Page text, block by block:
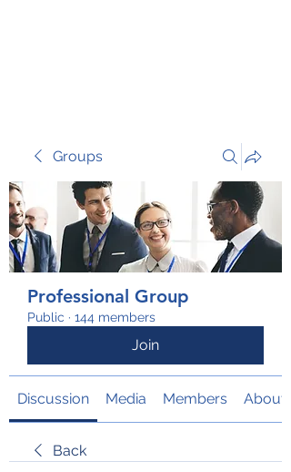
Groups
Professional Group
Public · 144 members
Join
Discussion Media Members About
Back